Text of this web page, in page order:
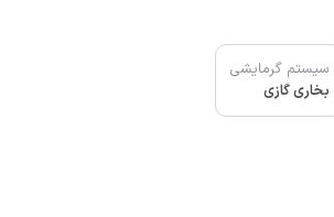
سیستم گرمایشی
بخاری گازی